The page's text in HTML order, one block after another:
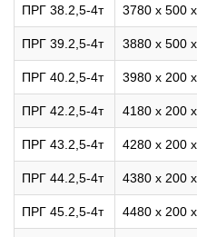
ПРГ 38.2,5-4т 3780 х 500
ПРГ 39.2,5-4т 3880 х 500
ПРГ 40.2,5-4т 3980 х 200
ПРГ 42.2,5-4т 4180 х 200
ПРГ 43.2,5-4т 4280 х 200
ПРГ 44.2,5-4т 4380 х 200
ПРГ 45.2,5-4т 4480 х 200